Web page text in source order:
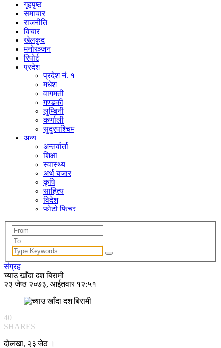
गृहपृष्ठ
समाचार
राजनीति
विचार
खेलकुद
मनोरञ्जन
रिपोर्ट
प्रदेश
प्रदेश नं. १
मधेश
वागमती
गण्डकी
लुम्बिनी
कर्णाली
सुदुरपश्चिम
अन्य
अन्तर्वार्ता
शिक्षा
स्वास्थ्य
अर्थ बजार
कृषि
साहित्य
विदेश
फोटो फिचर
संग्रह
च्याउ खाँदा दश बिरामी
२३ जेष्ठ २०७३, आईतवार १२:५१
40
SHARES
दोलखा, २३ जेठ ।